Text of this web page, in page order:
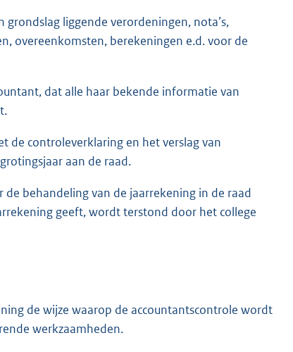
liggende verordeningen, nota’s,
overeenkomsten, berekeningen e.d. voor de
dat alle haar bekende informatie van
de controleverklaring en het verslag van
aan de raad.
behandeling van de jaarrekening in de raad
geeft, wordt terstond door het college
de wijze waarop de accountantscontrole wordt
werkzaamheden.